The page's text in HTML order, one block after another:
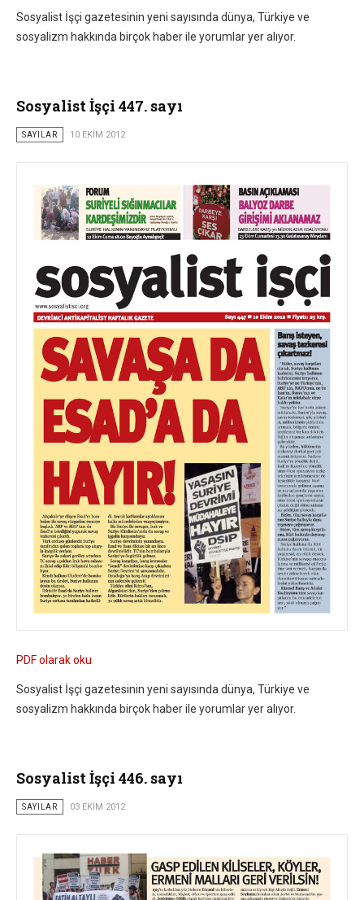
Sosyalist İşçi gazetesinin yeni sayısında dünya, Türkiye ve
sosyalizm hakkında birçok haber ile yorumlar yer alıyor.
Sosyalist İşçi 447. sayı
SAYILAR 10 EKIM 2012
PDF olarak oku
Sosyalist İşçi gazetesinin yeni sayısında dünya, Türkiye ve
sosyalizm hakkında birçok haber ile yorumlar yer alıyor.
Sosyalist İşçi 446. sayı
SAYILAR 03 EKIM 2012